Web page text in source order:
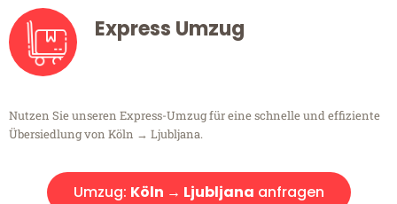
Express Umzug
Nutzen Sie unseren Express-Umzug für eine schnelle und effiziente
Übersiedlung von Köln → Ljubljana.
Umzug: Köln → Ljubljana anfragen